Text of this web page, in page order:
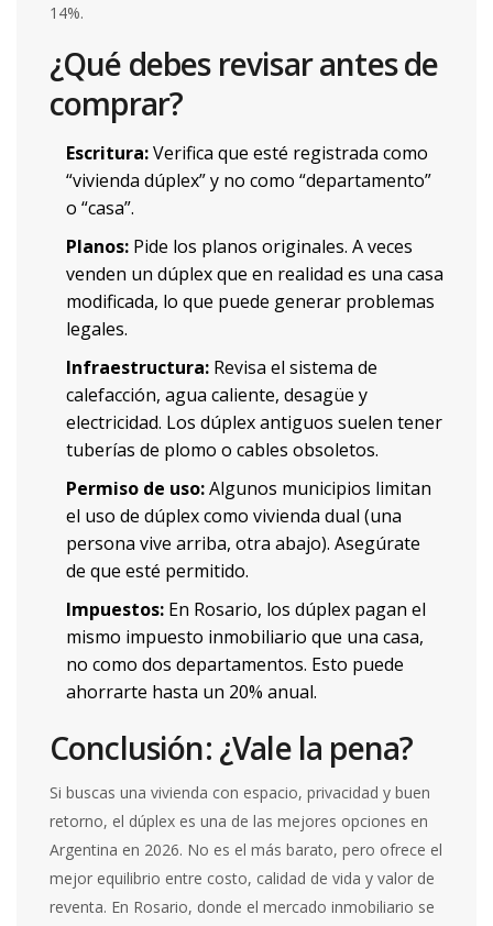
14%.
¿Qué debes revisar antes de
comprar?
Escritura:Verifica que esté registrada como
“vivienda dúplex” y no como “departamento”
o “casa”.
Planos: Pide los planos originales. A veces
venden un dúplex que en realidad es una casa
modificada, lo que puede generar problemas
legales.
Infraestructura: Revisa el sistema de
calefacción, agua caliente, desagüe y
electricidad. Los dúplex antiguos suelen tener
tuberías de plomo o cables obsoletos.
Permiso de uso:Algunos municipios limitan
el uso de dúplex como vivienda dual (una
persona vive arriba, otra abajo). Asegúrate
de que esté permitido.
Impuestos: En Rosario, los dúplex pagan el
mismo impuesto inmobiliario que una casa,
no como dos departamentos. Esto puede
ahorrarte hasta un 20% anual.
Conclusión: ¿Vale la pena?
Si buscas una vivienda con espacio, privacidad y buen
retorno, el dúplex es una de las mejores opciones en
Argentina en 2026. No es el más barato, pero ofrece el
mejor equilibrio entre costo, calidad de vida y valor de
reventa. En Rosario, donde el mercado inmobiliario se